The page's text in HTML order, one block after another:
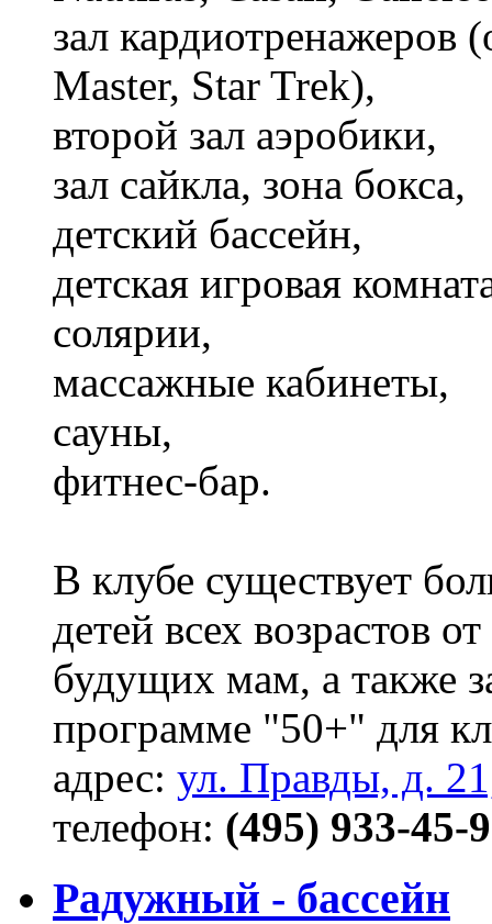
зал кардиотренажеров
Master, Star Trek),
второй зал аэробики,
зал сайкла, зона бокса,
детский бассейн,
детская игровая
солярии,
массажные кабинеты,
сауны,
фитнес-бар.
В клубе существует
детей всех возрастов
будущих мам, а также
программе "50+" для
адрес: ул. Правды, д.
телефон: (495) 933-45-
Радужный - бассейн